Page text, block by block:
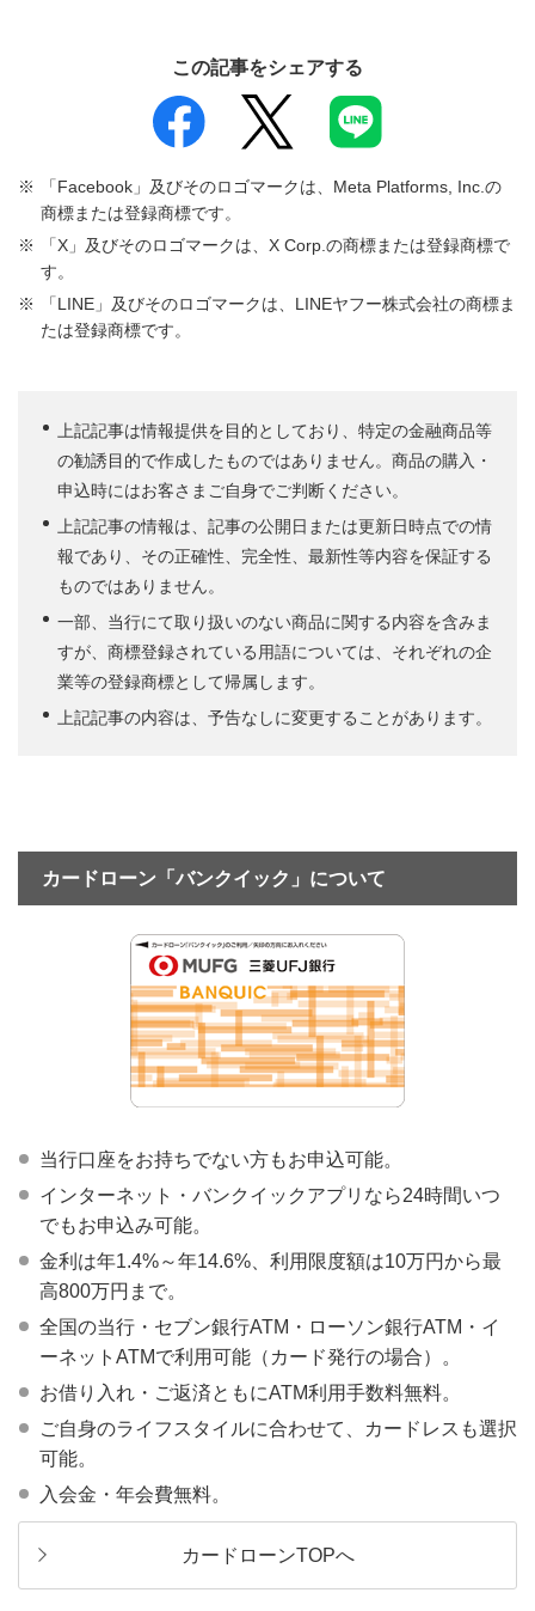
この記事をシェアする
「Facebook」及びそのロゴマークは、Meta Platforms, Inc.の
商標または登録商標です。
「X」及びそのロゴマークは、X Corp.の商標または登録商標で
す。
「LINE」及びそのロゴマークは、LINEヤフー株式会社の商標ま
たは登録商標です。
上記記事は情報提供を目的としており、特定の金融商品等
の勧誘目的で作成したものではありません。商品の購入・
申込時にはお客さまご自身でご判断ください。
上記記事の情報は、記事の公開日または更新日時点での情
報であり、その正確性、完全性、最新性等内容を保証する
ものではありません。
一部、当行にて取り扱いのない商品に関する内容を含みま
すが、商標登録されている用語については、それぞれの企
業等の登録商標として帰属します。
上記記事の内容は、予告なしに変更することがあります。
カードローン「バンクイック」について
当行口座をお持ちでない方もお申込可能。
インターネット・バンクイックアプリなら24時間いつ
でもお申込み可能。
金利は年1.4%～年14.6%、利用限度額は10万円から最
高800万円まで。
全国の当行・セブン銀行ATM・ローソン銀行ATM・イ
ーネットATMで利用可能（カード発行の場合）。
お借り入れ・ご返済ともにATM利用手数料無料。
ご自身のライフスタイルに合わせて、カードレスも選択
可能。
入会金・年会費無料。
カードローンTOPへ